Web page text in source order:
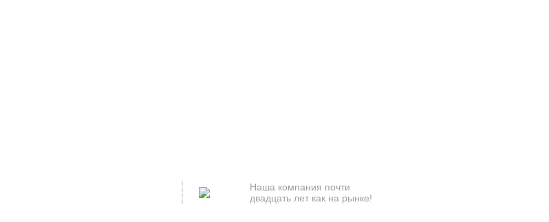
Наша компания почти
двадцать лет как на рынке!